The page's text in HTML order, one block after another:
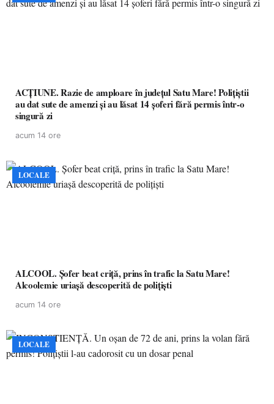
ACȚIUNE. Razie de amploare în județul Satu Mare! Polițiștii
au dat sute de amenzi și au lăsat 14 șoferi fără permis într-o
singură zi
acum 14 ore
LOCALE
ALCOOL. Șofer beat criță, prins în trafic la Satu Mare!
Alcoolemie uriașă descoperită de polițiști
acum 14 ore
LOCALE